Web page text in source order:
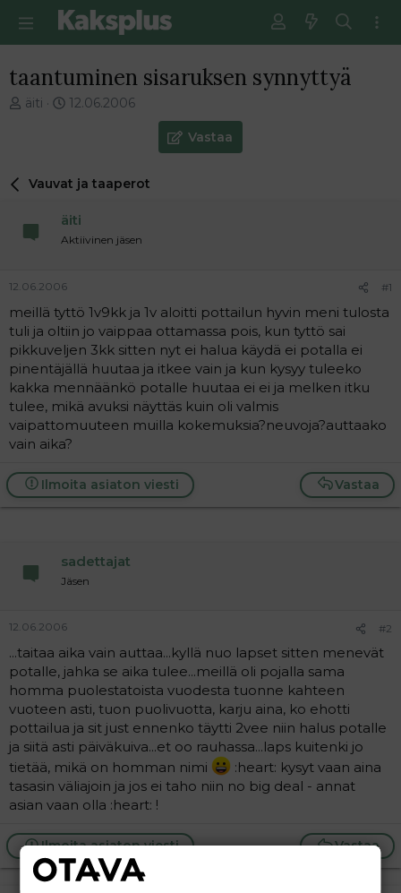
taantuminen sisaruksen synnyttyä
V
e
t
n
a
l
o
i
t
t
a
j
a
äiti
E
m
i
n
i
e
s
t
i
12.06.2006
Vastaa
Vauvat ja taaperot
äiti
Aktiivinen jäsen
12.06.2006 #1
meillä tyttö 1v9kk ja 1v aloitti pottailun hyvin meni tulosta
tuli ja oltiin jo vaippaa ottamassa pois, kun tyttö sai
pikkuveljen 3kk sitten nyt ei halua käydä ei potalla ei
pinentäjällä huutaa ja itkee vain ja kun kysyy tuleeko
kakka mennäänkö potalle huutaa ei ei ja melken itku
tulee, mikä avuksi näyttäs kuin oli valmis
vaipattomuuteen muilla kokemuksia?neuvoja?auttaako
vain aika?
Vastaa
Ilmoita asiaton viesti
sadettajat
Jäsen
12.06.2006 #2
...taitaa aika vain auttaa...kyllä nuo lapset sitten menevät
potalle, jahka se aika tulee...meillä oli pojalla sama
homma puolestatoista vuodesta tuonne kahteen
vuoteen asti, tuon puolivuotta, karju aina, ko ehotti
pottailua ja sit just ennenko täytti 2vee niin halus potalle
ja siitä asti päiväkuiva...et oo rauhassa...laps kuitenki jo
tietää, mikä on homman nimi
:heart: kysyt vaan aina
tasasin väliajoin ja jos ei taho niin no big deal - annat
asian vaan olla :heart: !
Vastaa
Ilmoita asiaton viesti